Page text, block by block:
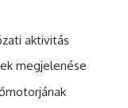
aktivitás
megjelenése